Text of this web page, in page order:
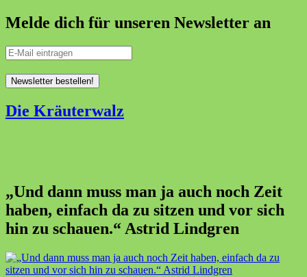
Melde dich für unseren Newsletter an
Die Kräuterwalz
„Und dann muss man ja auch noch Zeit
haben, einfach da zu sitzen und vor sich
hin zu schauen.“ Astrid Lindgren